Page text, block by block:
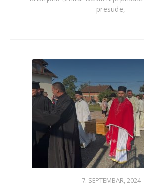
presude,
7. SEPTEMBAR, 2024